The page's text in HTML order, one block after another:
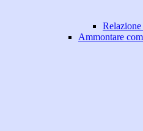
Ammontare